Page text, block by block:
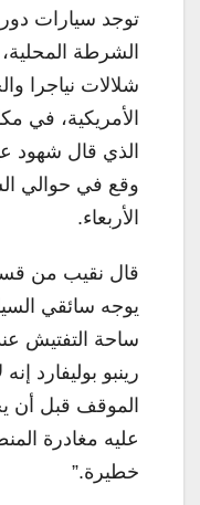
توجد سيارات
الشرطة
شلالات نياجرا
الأمريكية، في
الذي قال شهود
الأربعاء.
قال نقيب من
يوجه سائقي
ساحة التفتيش
رينبو بوليفارد
الموقف قبل أن
عليه مغادرة
خطيرة.”